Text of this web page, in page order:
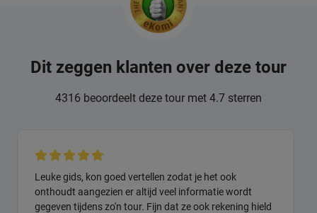
Dit zeggen klanten over deze tour
4316 beoordeelt deze tour met 4.7 sterren
Leuke gids, kon goed vertellen zodat je het ook
onthoudt aangezien er altijd veel informatie wordt
gegeven tijdens zo'n tour. Fijn dat ze ook rekening hield